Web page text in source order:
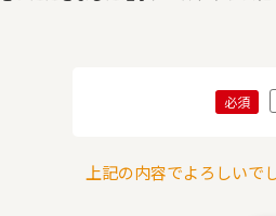
必須
上記の内容でよろしいで